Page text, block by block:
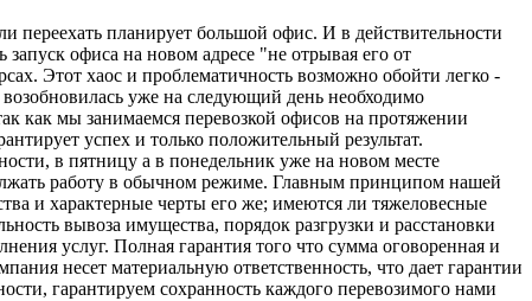
переехать планирует большой офис. И в действительности
офиса на новом адресе "не отрывая его от
Этот хаос и проблематичность возможно обойти легко -
уже на следующий день необходимо
как мы занимаемся перевозкой офисов на протяжении
успех и только положительный результат.
в пятницу а в понедельник уже на новом месте
работу в обычном режиме. Главным принципом нашей
и характерные черты его же; имеются ли тяжеловесные
вывоза имущества, порядок разгрузки и расстановки
услуг. Полная гарантия того что сумма оговоренная и
несет материальную ответственность, что дает гарантии
гарантируем сохранность каждого перевозимого нами